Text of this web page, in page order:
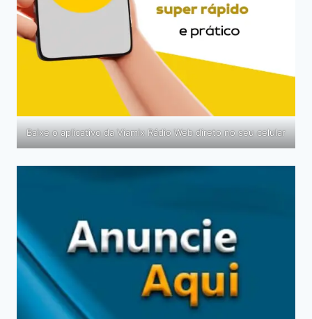
Baixe o aplicativo da Viamix Rádio Web direto no seu celular